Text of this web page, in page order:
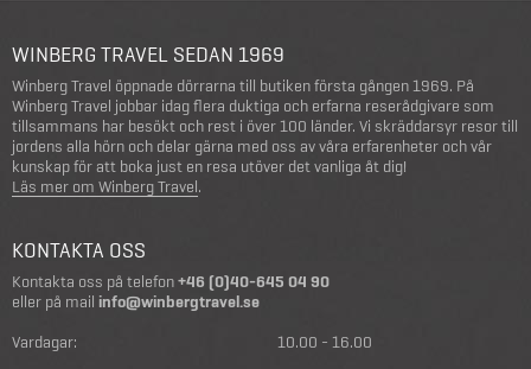
WINBERG TRAVEL SEDAN 1969
Winberg Travel öppnade dörrarna till butiken första gången 1969. På
Winberg Travel jobbar idag flera duktiga och erfarna reserådgivare som
tillsammans har besökt och rest i över 100 länder. Vi skräddarsyr resor till
jordens alla hörn och delar gärna med oss av våra erfarenheter och vår
kunskap för att boka just en resa utöver det vanliga åt dig!
Läs mer om Winberg Travel.
KONTAKTA OSS
Kontakta oss på telefon+46 (0)40-645 04 90
eller på mail info@winbergtravel.se
Vardagar:
10.00 - 16.00